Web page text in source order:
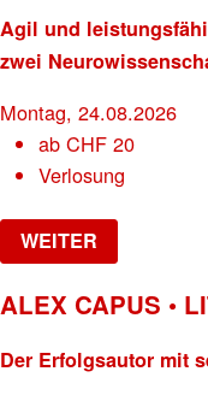
Agil und
zwei
Montag, 24.08.2026
abCHF 20
Verlosung
WEITER
ALEX CAPUS •
Der Erfolgsautor mit